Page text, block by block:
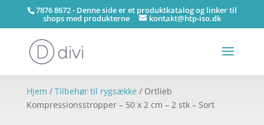
7876 8672 - Denne side er et produktkatalog og linker til
shops med produkterne kontakt@htp-iso.dk
Hjem / Tilbehør til rygsække / Ortlieb
Kompressionsstropper – 50 x 2 cm – 2 stk – Sort